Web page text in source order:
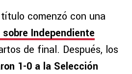
comenzó con una
Independiente
de final. Después, los
1-0 a la Selección